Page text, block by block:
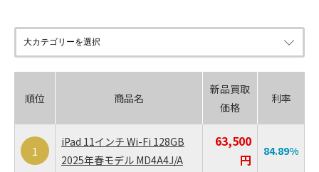
順位 商品名
新品買取
価格
利率
1
iPad 11インチ Wi-Fi 128GB
2025年春モデル MD4A4J/A
63,500
円
84.89%